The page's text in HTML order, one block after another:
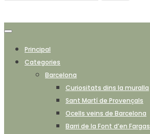
Principal
Categories
Barcelona
Curiositats dins la muralla
Sant Martí de Provençals
Ocells veins de Barcelona
Barri de la Font d’en Fargas